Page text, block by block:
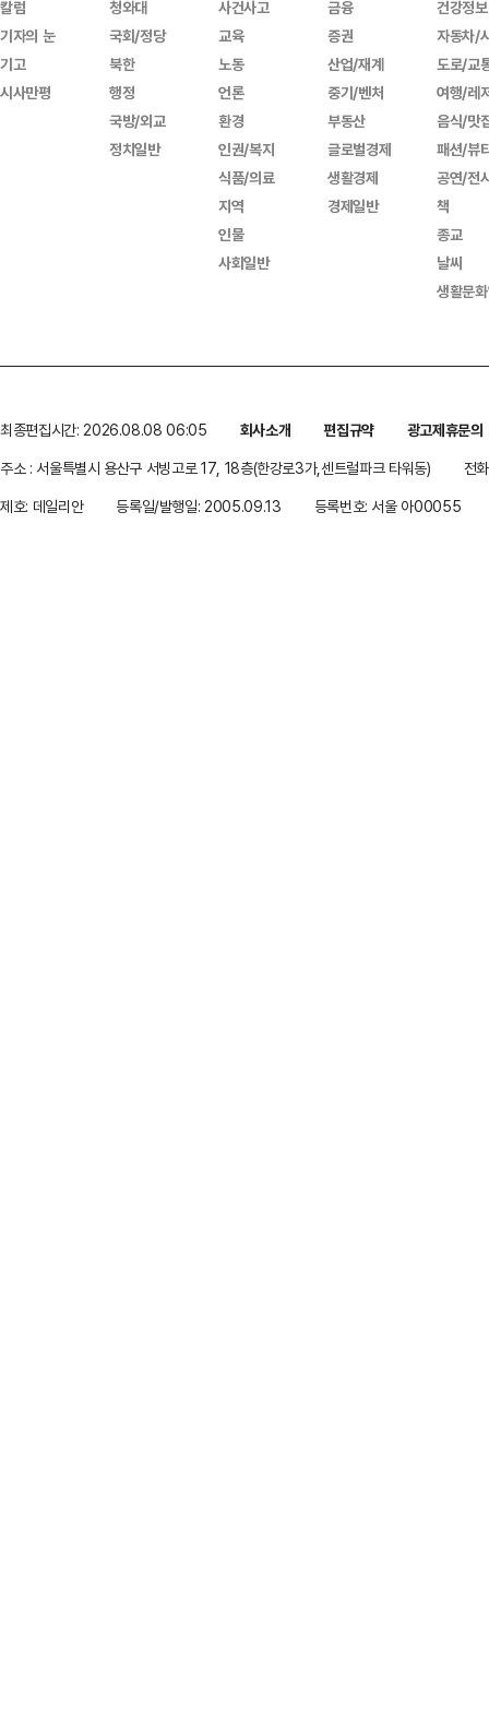
칼럼
기자의 눈
기고
시사만평
청와대
국회/정당
북한
행정
국방/외교
정치일반
사건사고
교육
노동
언론
환경
인권/복지
식품/의료
지역
인물
사회일반
금융
증권
산업/재계
중기/벤처
부동산
글로벌경제
생활경제
경제일반
건강정보
자동차/
도로/교
여행/레
음식/맛
패션/뷰
공연/전
책
종교
날씨
생활문
최종편집시간: 2026.08.08 06:05 회사소개 편집규약
광고제휴문의
주소 : 서울특별시 용산구 서빙고로 17, 18층(한강로3가,센트럴파크 타워동)
전
제호: 데일리안
등록일/발행일: 2005.09.13 등록번호: 서울 아00055